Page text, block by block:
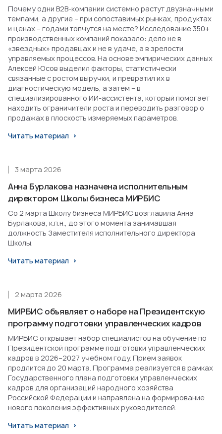
Почему одни B2B-компании системно растут двузначными
темпами, а другие – при сопоставимых рынках, продуктах
и ценах – годами топчутся на месте? Исследование 350+
производственных компаний показало: дело не в
«звездных» продавцах и не в удаче, а в зрелости
управляемых процессов. На основе эмпирических данных
Алексей Юсов выделил факторы, статистически
связанные с ростом выручки, и превратил их в
диагностическую модель, а затем – в
специализированного ИИ-ассистента, который помогает
находить ограничители роста и переводить разговор о
продажах в плоскость измеряемых параметров.
Читать материал
Анна Бурлакова назначена исполнительным
директором Школы бизнеса МИРБИС
3 марта 2026
Со 2 марта Школу бизнеса МИРБИС возглавила Анна
Бурлакова, к.п.н., до этого момента занимавшая
должность Заместителя исполнительного директора
Школы.
Читать материал
МИРБИС объявляет о наборе на Президентскую
программу подготовки управленческих кадров
2 марта 2026
МИРБИС открывает набор специалистов на обучение по
Президентской программе подготовки управленческих
кадров в 2026–2027 учебном году. Прием заявок
продлится до 20 марта. Программа реализуется в рамках
Государственного плана подготовки управленческих
кадров для организаций народного хозяйства
Российской Федерации и направлена на формирование
нового поколения эффективных руководителей.
Читать материал